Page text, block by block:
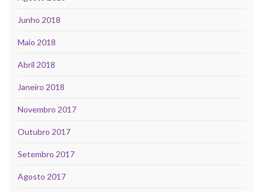
Junho 2018
Maio 2018
Abril 2018
Janeiro 2018
Novembro 2017
Outubro 2017
Setembro 2017
Agosto 2017